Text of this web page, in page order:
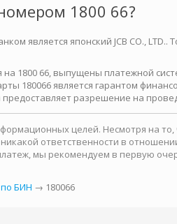
1800 66?
является японский JCB CO.,
1800 66, выпущены платежной
180066 является гарантом
разрешение на
целей. Несмотря на
ответственности в
мы рекомендуем в первую
БИН → 180066